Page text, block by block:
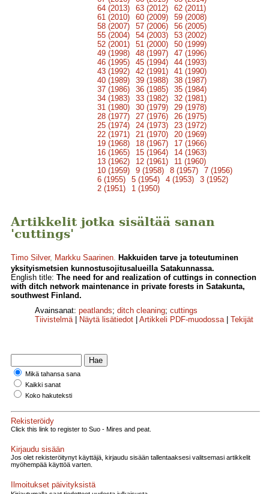
64 (2013)
63 (2012)
62 (2011)
61 (2010)
60 (2009)
59 (2008)
58 (2007)
57 (2006)
56 (2005)
55 (2004)
54 (2003)
53 (2002)
52 (2001)
51 (2000)
50 (1999)
49 (1998)
48 (1997)
47 (1996)
46 (1995)
45 (1994)
44 (1993)
43 (1992)
42 (1991)
41 (1990)
40 (1989)
39 (1988)
38 (1987)
37 (1986)
36 (1985)
35 (1984)
34 (1983)
33 (1982)
32 (1981)
31 (1980)
30 (1979)
29 (1978)
28 (1977)
27 (1976)
26 (1975)
25 (1974)
24 (1973)
23 (1972)
22 (1971)
21 (1970)
20 (1969)
19 (1968)
18 (1967)
17 (1966)
16 (1965)
15 (1964)
14 (1963)
13 (1962)
12 (1961)
11 (1960)
10 (1959)
9 (1958) 8 (1957)
7 (1956)
6 (1955)
5 (1954) 4 (1953)
3 (1952)
2 (1951)
1 (1950)
Artikkelit jotka sisältää sanan
'cuttings'
Timo Silver, Markku Saarinen. Hakkuiden tarve ja toteutuminen
yksityismetsien kunnostusojitusalueilla Satakunnassa.
English title: The need for and realization of cuttings in connection
with ditch network maintenance in private forests in Satakunta,
southwest Finland.
Avainsanat: peatlands; ditch cleaning; cuttings
Tiivistelmä| Näytä lisätiedot Artikkeli PDF-muodossa| Tekijät
Mikä tahansa sana
Kaikki sanat
Koko hakuteksti
Rekisteröidy
Click this link to register to Suo - Mires and peat.
Kirjaudu sisään
Jos olet rekisteröitynyt käyttäjä, kirjaudu sisään tallentaaksesi valitsemasi artikkelit
myöhempää käyttöä varten.
Ilmoitukset päivityksistä